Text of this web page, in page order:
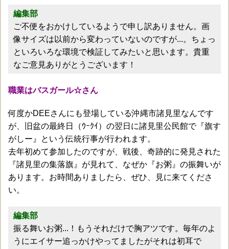
編集部
ご不便をおかけしているようで申し訳ありません。画
像サイズは以前から変わっていないのですが...。ちょっ
といろいろな環境で検証してみたいと思います。貴重
なご意見ありがとうございます！
職業はバスガール☆さん
何度かDEEさんにも登場している沖縄市諸見里なんです
が、旧盆の最終日（ｳｰｸｲ）の翌日に諸見里公民館で『旗す
がしー』という伝統行事が行われます。
去年初めて参加したのですが、戦後、奇跡的に発見された
『諸見里の集落旗』が見れて、なぜか『お粥』の振舞いが
あります。お時間ありましたら、ぜひ、見に来てくださ
い。
編集部
振る舞いお粥...！もうそれだけで胸アツです。毎年のよ
うにエイサー追っかけやってましたがそれは初耳で